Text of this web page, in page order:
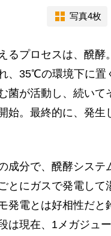
写真4枚
るプロセスは、醗酵
、35℃の環境下に置
菌が活動し、続いて
始。最終的に、発生
分で、醗酵システ
とにガスで発電して
発電とは好相性だ
は現在、1メガジュ